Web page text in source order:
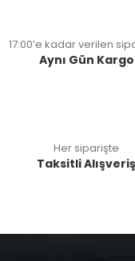
17:00’e kadar verilen
Aynı Gün Kargo
Her siparişte
Taksitli Alışveriş